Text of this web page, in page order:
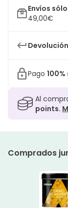
Envíos
49,00€
Pago
Al
points.
Comprados